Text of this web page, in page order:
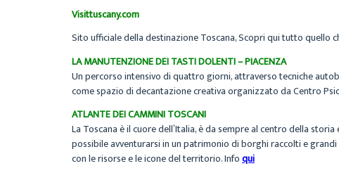
Visittuscany.com
Sito ufficiale della destinazione Toscana, Scopri qui tutto quello
LA MANUTENZIONE DEI TASTI DOLENTI – PIACENZA
Un percorso intensivo di quattro giorni, attraverso tecniche
come spazio di decantazione creativa organizzato da Centro
ATLANTE DEI CAMMINI TOSCANI
La Toscana è il cuore dell’Italia, è da sempre al centro della
possibile avventurarsi in un patrimonio di borghi raccolti e
con le risorse e le icone del territorio. Infoqui